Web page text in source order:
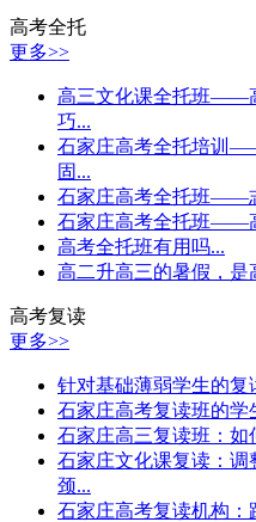
高考全托
更多>>
高三文化课全托班——
巧...
石家庄高考全托培训
固...
石家庄高考全托班——
石家庄高考全托班——
高考全托班有用吗...
高二升高三的暑假，是
高考复读
更多>>
针对基础薄弱学生的复
石家庄高考复读班的学
石家庄高三复读班：如
石家庄文化课复读：调
颈...
石家庄高考复读机构：